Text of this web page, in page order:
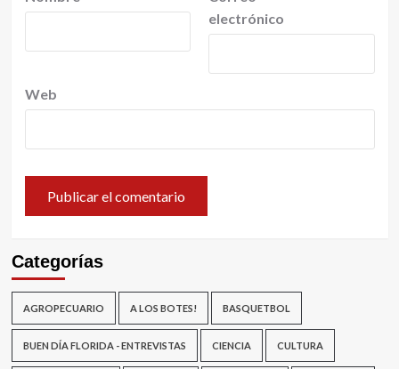
electrónico
Web
Categorías
AGROPECUARIO A LOS BOTES! BASQUETBOL
BUEN DÍA FLORIDA - ENTREVISTAS CIENCIA CULTURA